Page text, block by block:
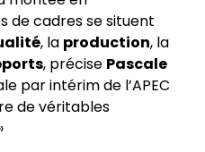
de cadres se situent
, la production, la
, précise Pascale
par intérim de l’APEC
de véritables